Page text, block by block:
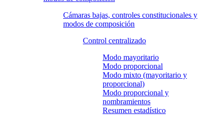
Cámaras bajas, controles constitucionales y
modos de composición
Control centralizado
Modo mayoritario
Modo proporcional
Modo mixto (mayoritario y
proporcional)
Modo proporcional y
nombramientos
Resumen estadístico